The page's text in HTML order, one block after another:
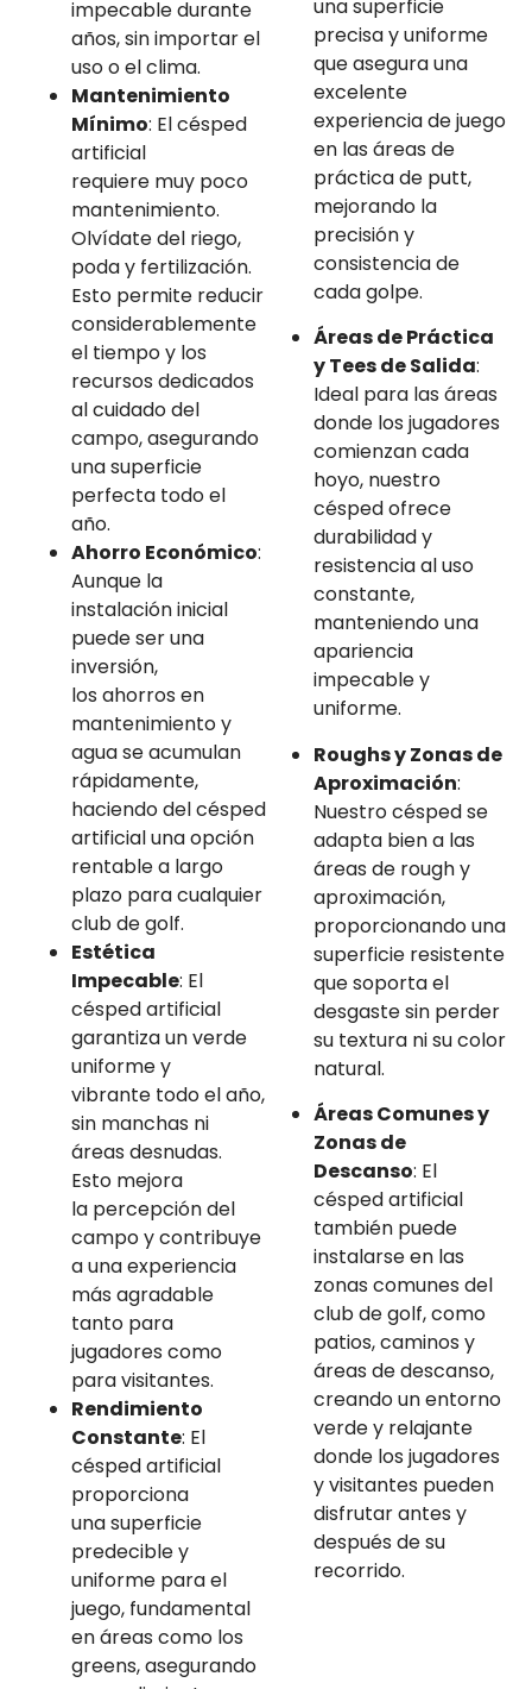
impecable durante
años, sin importar el
uso o el clima.
Mantenimiento
Mínimo: El césped
artificial
requiere muy poco
mantenimiento.
Olvídate del riego,
poda y fertilización.
Esto permite reducir
considerablemente
el tiempo y los
recursos dedicados
al cuidado del
campo, asegurando
una superficie
perfecta todo el
año.
Ahorro Económico:
Aunque la
instalación inicial
puede ser una
inversión,
los ahorros en
mantenimiento y
agua se acumulan
rápidamente,
haciendo del césped
artificial una opción
rentable a largo
plazo para cualquier
club de golf.
Estética
Impecable: El
césped artificial
garantiza un verde
uniforme y
vibrante todo el año,
sin manchas ni
áreas desnudas.
Esto mejora
la percepción del
campo y contribuye
a una experiencia
más agradable
tanto para
jugadores como
para visitantes.
Rendimiento
Constante: El
césped artificial
proporciona
una superficie
predecible y
uniforme para el
juego, fundamental
en áreas como los
greens, asegurando
una superficie
precisa y uniforme
que asegura una
excelente
experiencia de juego
en las áreas de
práctica de putt,
mejorando la
precisión y
consistencia de
cada golpe.
Áreas de Práctica
y Tees de Salida:
Ideal para las áreas
donde los jugadores
comienzan cada
hoyo, nuestro
césped ofrece
durabilidad y
resistencia al uso
constante,
manteniendo una
apariencia
impecable y
uniforme.
Roughs y Zonas de
Aproximación:
Nuestro césped se
adapta bien a las
áreas de rough y
aproximación,
proporcionando una
superficie resistente
que soporta el
desgaste sin perder
su textura ni su color
natural.
Áreas Comunes y
Zonas de
Descanso: El
césped artificial
también puede
instalarse en las
zonas comunes del
club de golf, como
patios, caminos y
áreas de descanso,
creando un entorno
verde y relajante
donde los jugadores
y visitantes pueden
disfrutar antes y
después de su
recorrido.